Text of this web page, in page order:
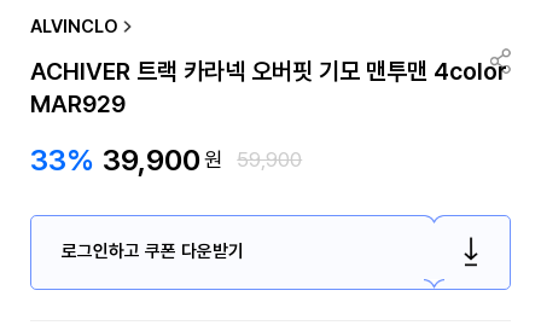
ALVINCLO
ACHIVER 트랙 카라넥 오버핏 기모 맨투맨 4color
MAR929
33% 39,900원 59,900
로그인하고 쿠폰 다운받기